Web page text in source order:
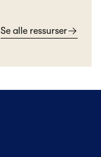
Se alle ressurser